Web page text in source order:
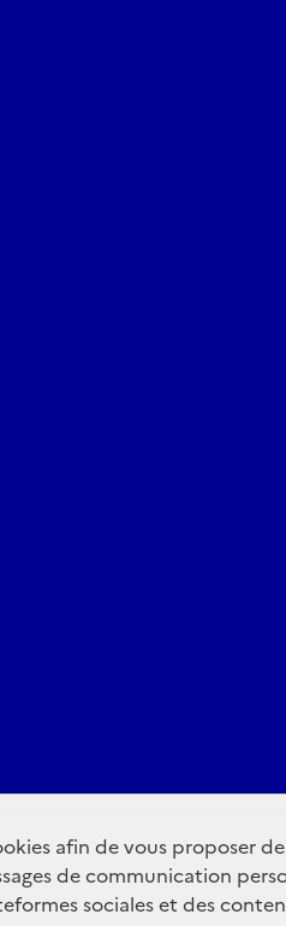
afin de vous proposer
de communication
sociales et des